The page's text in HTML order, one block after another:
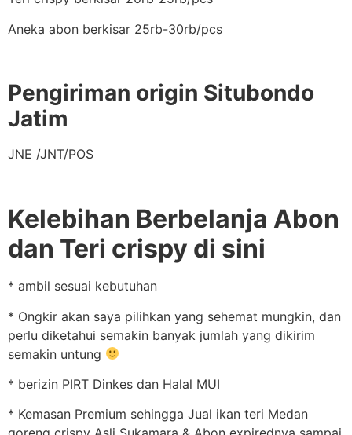
Aneka abon berkisar 25rb-30rb/pcs
Pengiriman origin Situbondo
Jatim
JNE /JNT/POS
Kelebihan Berbelanja Abon
dan Teri crispy di sini
* ambil sesuai kebutuhan
* Ongkir akan saya pilihkan yang sehemat mungkin, dan
perlu diketahui semakin banyak jumlah yang dikirim
semakin untung
* berizin PIRT Dinkes dan Halal MUI
* Kemasan Premium sehingga Jual ikan teri Medan